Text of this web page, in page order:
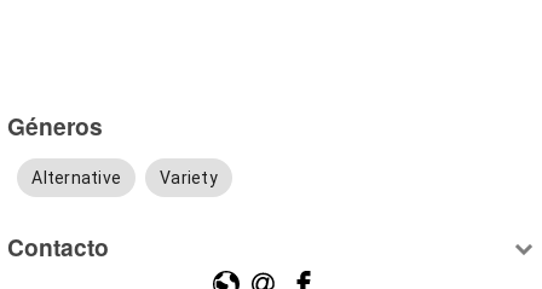
Géneros
Alternative Variety
Contacto